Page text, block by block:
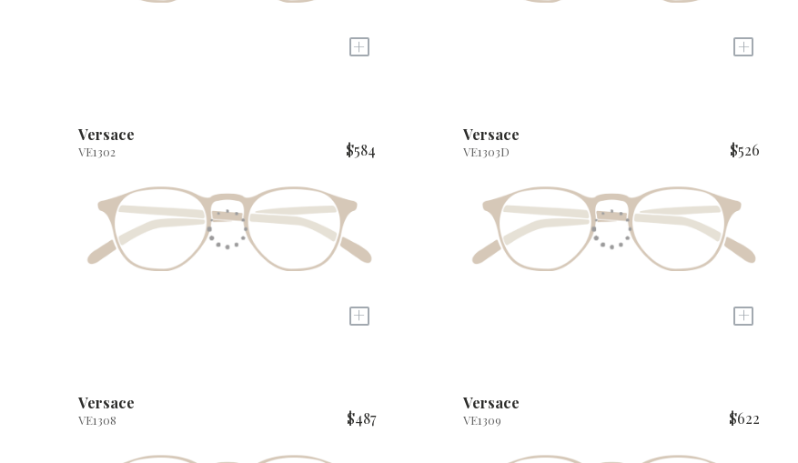
+ +
Versace
VE1302 $584
+
Versace
VE1303D $526
+
Versace
VE1308 $487
Versace
VE1309 $622